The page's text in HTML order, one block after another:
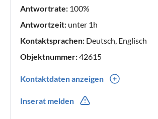
Antwortrate: 100%
Antwortzeit: unter 1h
Kontaktsprachen: Deutsch, Englisch
Objektnummer:42615
Kontaktdaten anzeigen
Inserat melden